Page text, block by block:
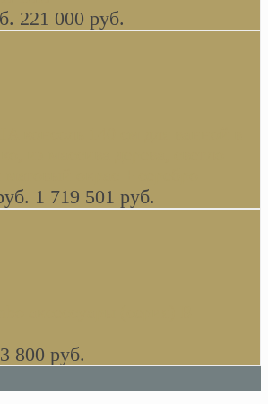
221 000 руб.
из массива дерева, светло
окрас + серебро
1 719 501 руб.
аксессуары (серия) В
3 800 руб.